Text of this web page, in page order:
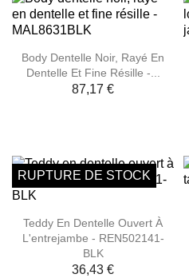
Body Dentelle Noir, Rayé En
Dentelle Et Fine Résille -...
87,17 €
Teddy En Dentelle Ouvert À
L'entrejambe - REN502141-
BLK
36,43 €
RUPTURE DE STOCK